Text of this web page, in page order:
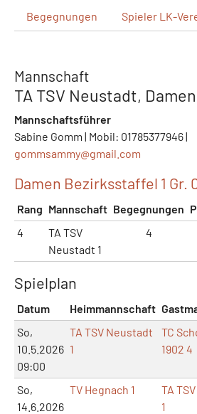
Begegnungen Spieler LK-
Mannschaft
TA TSV Neustadt, Damen
Mannschaftsführer
Sabine Gomm | Mobil: 01785377946 |
gommsammy@gmail.com
Damen Bezirksstaffel 1 Gr.
Rang Mannschaft Begegnungen
4
TA TSV
Neustadt 1
4
Spielplan
Datum Heimmannschaft
So,
10.5.2026
09:00
TA TSV Neustadt
1
TC
1902 4
So,
14.6.2026
TV Hegnach 1
TA
1